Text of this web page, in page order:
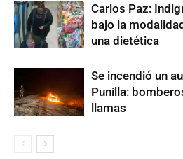
Carlos Paz:
bajo la
una dietética
Se incendió un
Punilla:
llamas